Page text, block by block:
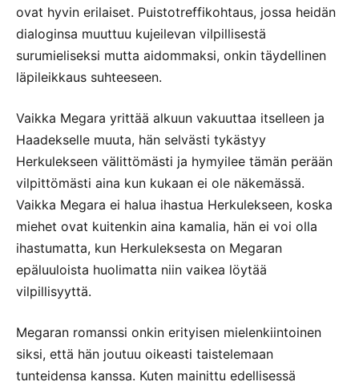
ovat hyvin erilaiset. Puistotreffikohtaus, jossa heidän
dialoginsa muuttuu kujeilevan vilpillisestä
surumieliseksi mutta aidommaksi, onkin täydellinen
läpileikkaus suhteeseen.
Vaikka Megara yrittää alkuun vakuuttaa itselleen ja
Haadekselle muuta, hän selvästi tykästyy
Herkulekseen välittömästi ja hymyilee tämän perään
vilpittömästi aina kun kukaan ei ole näkemässä.
Vaikka Megara ei halua ihastua Herkulekseen, koska
miehet ovat kuitenkin aina kamalia, hän ei voi olla
ihastumatta, kun Herkuleksesta on Megaran
epäluuloista huolimatta niin vaikea löytää
vilpillisyyttä.
Megaran romanssi onkin erityisen mielenkiintoinen
siksi, että hän joutuu oikeasti taistelemaan
tunteidensa kanssa. Kuten mainittu edellisessä